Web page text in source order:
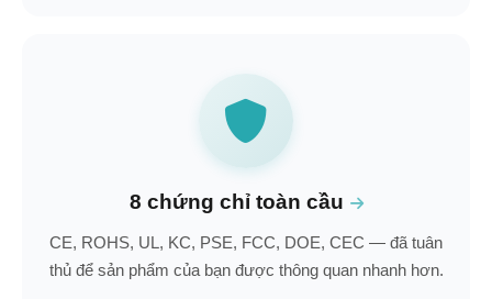
8 chứng chỉ toàn cầu
CE, ROHS, UL, KC, PSE, FCC, DOE, CEC — đã tuân
thủ để sản phẩm của bạn được thông quan nhanh hơn.